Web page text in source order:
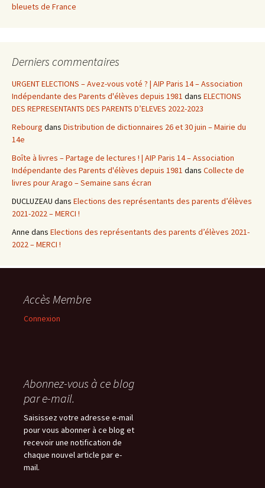
bleuets de France
Derniers commentaires
URGENT ELECTIONS – Avez-vous voté ? | AIP Paris 14 – Association
Indépendante des Parents d'élèves depuis 1981 dans ELECTIONS
DES REPRESENTANTS DES PARENTS D’ELEVES 2022-2023
Rebourg dans Distribution de dictionnaires 26 et 30 juin – Mairie du
14e
Boîte à livres – Partage de lectures ! | AIP Paris 14 – Association
Indépendante des Parents d'élèves depuis 1981 dans Collecte de
livres pour Arago – Semaine sans écran
DUCLUZEAU dans Elections des représentants des parents d’élèves
2021-2022 – MERCI !
Anne dans Elections des représentants des parents d’élèves 2021-
2022 – MERCI !
Accès Membre
Connexion
Abonnez-vous à ce blog
par e-mail.
Saisissez votre adresse e-mail
pour vous abonner à ce blog et
recevoir une notification de
chaque nouvel article par e-
mail.